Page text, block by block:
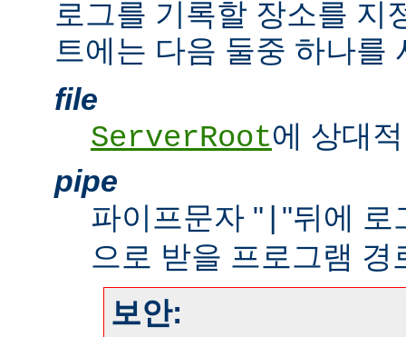
로그를 기록할 장소를 지
트에는 다음 둘중 하나를
file
ServerRoot에 상대
pipe
파이프문자 " "뒤에 로
으로 받을 프로그램 경
보안: